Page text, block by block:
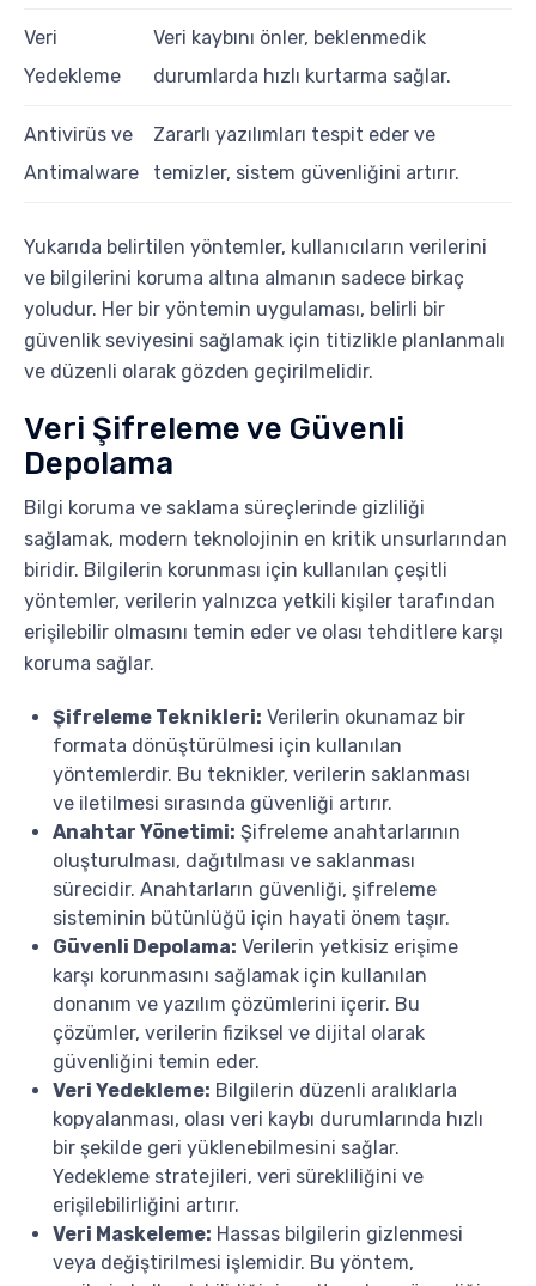
Veri
Yedekleme
Veri kaybını önler, beklenmedik
durumlarda hızlı kurtarma sağlar.
Antivirüs ve
Antimalware
Zararlı yazılımları tespit eder ve
temizler, sistem güvenliğini artırır.
Yukarıda belirtilen yöntemler, kullanıcıların verilerini
ve bilgilerini koruma altına almanın sadece birkaç
yoludur. Her bir yöntemin uygulaması, belirli bir
güvenlik seviyesini sağlamak için titizlikle planlanmalı
ve düzenli olarak gözden geçirilmelidir.
Veri Şifreleme ve Güvenli
Depolama
Bilgi koruma ve saklama süreçlerinde gizliliği
sağlamak, modern teknolojinin en kritik unsurlarından
biridir. Bilgilerin korunması için kullanılan çeşitli
yöntemler, verilerin yalnızca yetkili kişiler tarafından
erişilebilir olmasını temin eder ve olası tehditlere karşı
koruma sağlar.
Şifreleme Teknikleri: Verilerin okunamaz bir
formata dönüştürülmesi için kullanılan
yöntemlerdir. Bu teknikler, verilerin saklanması
ve iletilmesi sırasında güvenliği artırır.
Anahtar Yönetimi: Şifreleme anahtarlarının
oluşturulması, dağıtılması ve saklanması
sürecidir. Anahtarların güvenliği, şifreleme
sisteminin bütünlüğü için hayati önem taşır.
Güvenli Depolama: Verilerin yetkisiz erişime
karşı korunmasını sağlamak için kullanılan
donanım ve yazılım çözümlerini içerir. Bu
çözümler, verilerin fiziksel ve dijital olarak
güvenliğini temin eder.
Veri Yedekleme: Bilgilerin düzenli aralıklarla
kopyalanması, olası veri kaybı durumlarında hızlı
bir şekilde geri yüklenebilmesini sağlar.
Yedekleme stratejileri, veri sürekliliğini ve
erişilebilirliğini artırır.
Veri Maskeleme: Hassas bilgilerin gizlenmesi
veya değiştirilmesi işlemidir. Bu yöntem,